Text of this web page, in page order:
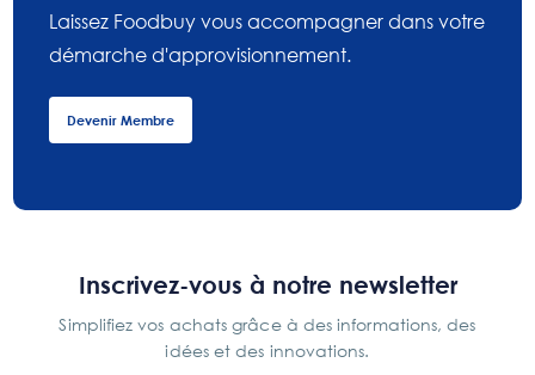
Laissez Foodbuy vous accompagner dans votre
démarche d'approvisionnement.
Devenir Membre
Inscrivez-vous à notre newsletter
Simplifiez vos achats grâce à des informations, des
idées et des innovations.